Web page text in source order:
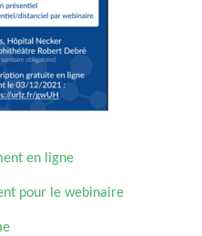
en ligne
pour le webinaire